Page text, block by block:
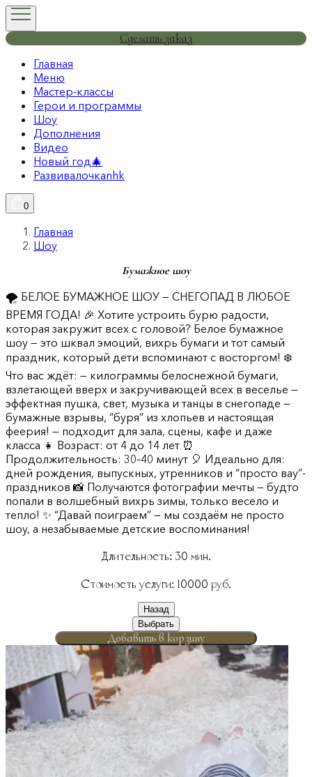
Сделать заказ
Главная
Меню
Мастер-классы
Герои и программы
Шоу
Дополнения
Видео
Новый год🎄
Развивалочкаnhk
0
Главная
Шоу
Бумажное шоу
🌪️ БЕЛОЕ БУМАЖНОЕ ШОУ — СНЕГОПАД В ЛЮБОЕ
ВРЕМЯ ГОДА! 🎉 Хотите устроить бурю радости,
которая закружит всех с головой? Белое бумажное
шоу — это шквал эмоций, вихрь бумаги и тот самый
праздник, который дети вспоминают с восторгом! ❄️
Что вас ждёт: — килограммы белоснежной бумаги,
взлетающей вверх и закручивающей всех в веселье —
эффектная пушка, свет, музыка и танцы в снегопаде —
бумажные взрывы, “буря” из хлопьев и настоящая
феерия! — подходит для зала, сцены, кафе и даже
класса 👧 Возраст: от 4 до 14 лет ⏰
Продолжительность: 30–40 минут 🎈 Идеально для:
дней рождения, выпускных, утренников и “просто вау”-
праздников 📸 Получаются фотографии мечты — будто
попали в волшебный вихрь зимы, только весело и
тепло! ✨ “Давай поиграем” — мы создаём не просто
шоу, а незабываемые детские воспоминания!
Длительность: 30 мин.
Стоимость услуги: 10000 руб.
Назад
Выбрать
Добавить в корзину